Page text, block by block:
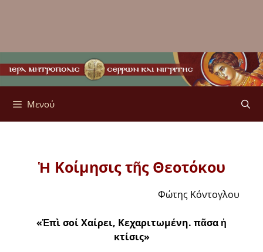
Μενού
Ἡ Κοίμησις τῆς Θεοτόκου
Φώτης Κόντογλου
«Ἐπὶ σοί Χαίρει, Κεχαριτωμένη. πᾶσα ἡ
κτίσις»